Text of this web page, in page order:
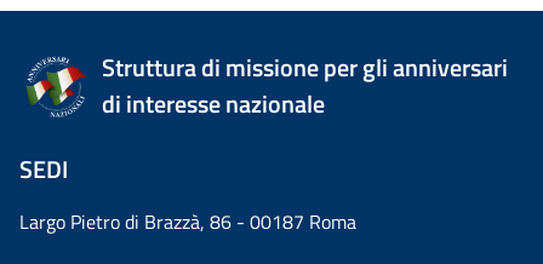
Struttura di missione per gli anniversari
di interesse nazionale
SEDI
Largo Pietro di Brazzà, 86 - 00187 Roma